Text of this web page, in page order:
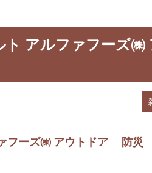
ト アルファフー
フーズ㈱ アウトドア 防災